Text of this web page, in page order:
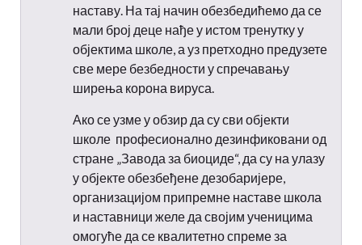
наставу. На тај начин обезбедићемо да се
мали број деце нађе у истом тренутку у
објектима школе, а уз претходно предузете
све мере безбедности у спречавању
ширења корона вируса.
Ако се узме у обзир да су сви објекти
школе професионално дезинфиковани од
стране „Завода за биоциде“, да су на улазу
у објекте обезбеђене дезобаријере,
организацијом припремне наставе школа
и наставници желе да својим ученицима
омогуће да се квалитетно спреме за